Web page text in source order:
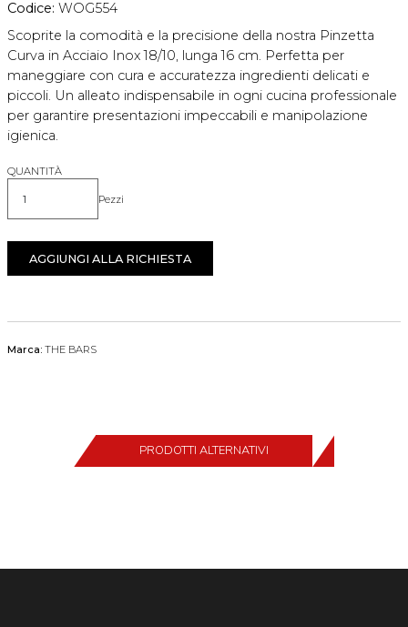
Codice: WOG554
Scoprite la comodità e la precisione della nostra Pinzetta
Curva in Acciaio Inox 18/10, lunga 16 cm. Perfetta per
maneggiare con cura e accuratezza ingredienti delicati e
piccoli. Un alleato indispensabile in ogni cucina professionale
per garantire presentazioni impeccabili e manipolazione
igienica.
QUANTITÀ
Quantità Pezzi
AGGIUNGI ALLA RICHIESTA
Marca: THE BARS
PRODOTTI ALTERNATIVI